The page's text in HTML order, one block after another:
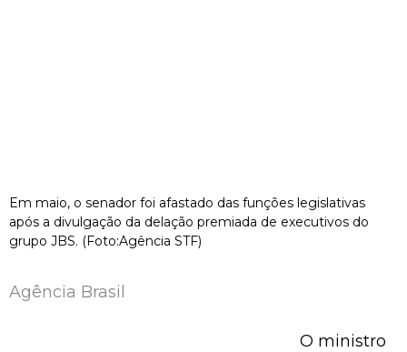
Em maio, o senador foi afastado das funções legislativas
após a divulgação da delação premiada de executivos do
grupo JBS. (Foto:Agência STF)
Agência Brasil
O ministro